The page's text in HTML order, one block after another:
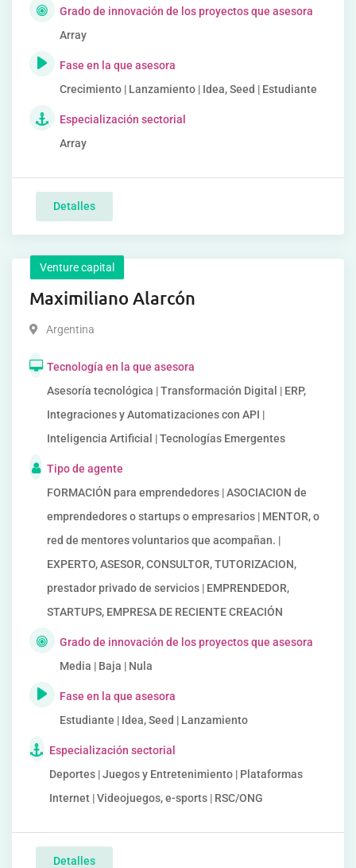
Grado de innovación de los proyectos que asesora
Array
Fase en la que asesora
Crecimiento | Lanzamiento | Idea, Seed | Estudiante
Especialización sectorial
Array
Detalles
Venture capital
Maximiliano Alarcón
Argentina
Tecnología en la que asesora
Asesoría tecnológica | Transformación Digital | ERP,
Integraciones y Automatizaciones con API |
Inteligencia Artificial | Tecnologías Emergentes
Tipo de agente
FORMACIÓN para emprendedores | ASOCIACION de
emprendedores o startups o empresarios | MENTOR, o
red de mentores voluntarios que acompañan. |
EXPERTO, ASESOR, CONSULTOR, TUTORIZACION,
prestador privado de servicios | EMPRENDEDOR,
STARTUPS, EMPRESA DE RECIENTE CREACIÓN
Grado de innovación de los proyectos que asesora
Media | Baja | Nula
Fase en la que asesora
Estudiante | Idea, Seed | Lanzamiento
Especialización sectorial
Deportes | Juegos y Entretenimiento | Plataformas
Internet | Videojuegos, e-sports | RSC/ONG
Detalles